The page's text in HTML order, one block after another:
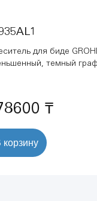
для биде
темный
₸
корзину